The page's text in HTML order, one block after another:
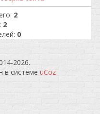
2
2
0
2026.
в системе uCoz